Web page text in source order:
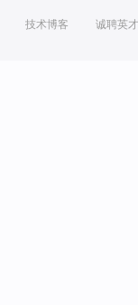
技术博客 诚聘英才